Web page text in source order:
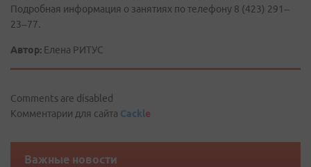
Подробная информация о занятиях по телефону 8 (423) 291–
23–77.
Автор: Елена РИТУС
Comments are disabled
Комментарии для сайта Cackle
Важные новости